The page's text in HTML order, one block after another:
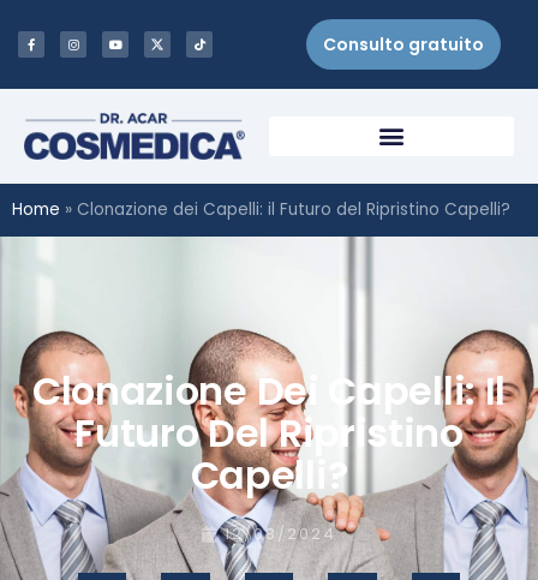
Consulto gratuito
Home » Clonazione dei Capelli: il Futuro del Ripristino Capelli?
Clonazione Dei Capelli: Il
Futuro Del Ripristino
Capelli?
12/08/2024